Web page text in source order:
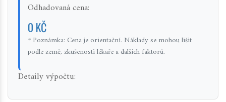
Odhadovaná cena:
0 KČ
* Poznámka: Cena je orientační. Náklady se mohou lišit
podle země, zkušenosti lékaře a dalších faktorů.
Detaily výpočtu: